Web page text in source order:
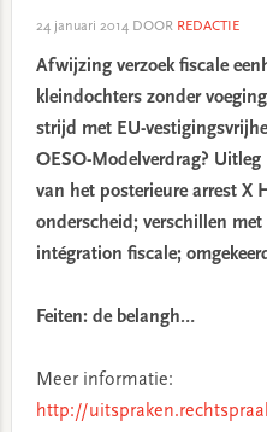
24 januari 2014DOOR REDACTIE
Afwijzing verzoek fiscale
kleindochters zonder
strijd met EU-
OESO-Modelverdrag?
van het posterieure arrest X
onderscheid; verschillen
intégration fiscale;
Feiten: de belangh…
Meer informatie:
http://